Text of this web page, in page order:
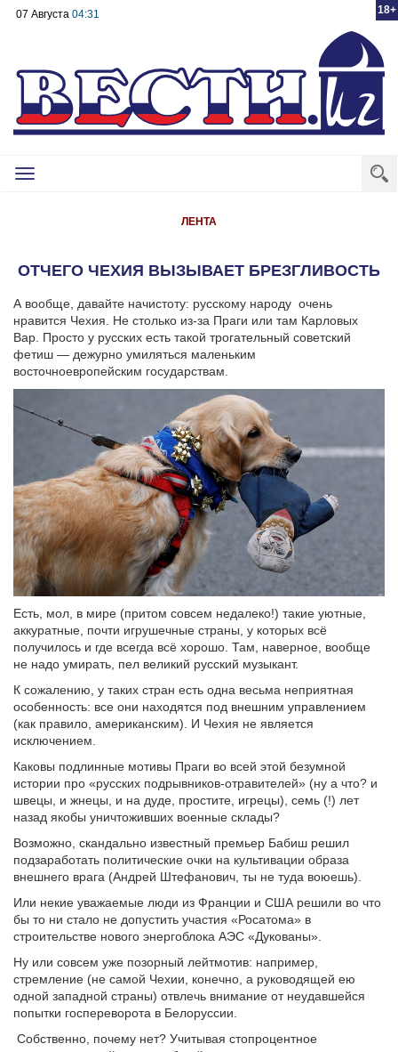
18+
07 Августа 04:31
Toggle
ЛЕНТА
ОТЧЕГО ЧЕХИЯ ВЫЗЫВАЕТ БРЕЗГЛИВОСТЬ
А вообще, давайте начистоту: русскому народу очень
нравится Чехия. Не столько из-за Праги или там Карловых
Вар. Просто у русских есть такой трогательный советский
фетиш — дежурно умиляться маленьким
восточноевропейским государствам.
Есть, мол, в мире (притом совсем недалеко!) такие уютные,
аккуратные, почти игрушечные страны, у которых всё
получилось и где всегда всё хорошо. Там, наверное, вообще
не надо умирать, пел великий русский музыкант.
К сожалению, у таких стран есть одна весьма неприятная
особенность: все они находятся под внешним управлением
(как правило, американским). И Чехия не является
исключением.
Каковы подлинные мотивы Праги во всей этой безумной
истории про «русских подрывников-отравителей» (ну а что? и
швецы, и жнецы, и на дуде, простите, игрецы), семь (!) лет
назад якобы уничтоживших военные склады?
Возможно, скандально известный премьер Бабиш решил
подзаработать политические очки на культивации образа
внешнего врага (Андрей Штефанович, ты не туда воюешь).
Или некие уважаемые люди из Франции и США решили во что
бы то ни стало не допустить участия «Росатома» в
строительстве нового энергоблока АЭС «Дукованы».
Ну или совсем уже позорный лейтмотив: например,
стремление (не самой Чехии, конечно, а руководящей ею
одной западной страны) отвлечь внимание от неудавшейся
попытки госпереворота в Белоруссии.
Собственно, почему нет? Учитывая стопроцентное